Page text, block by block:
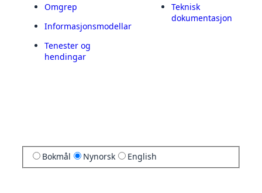
Omgrep
Informasjonsmodellar
Tenester og
hendingar
Teknisk
dokumentasjon
Bokmål Nynorsk English